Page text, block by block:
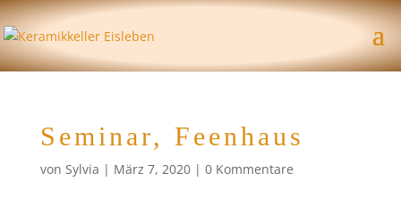
Seminar, Feenhaus
von Sylvia | März 7, 2020| 0 Kommentare